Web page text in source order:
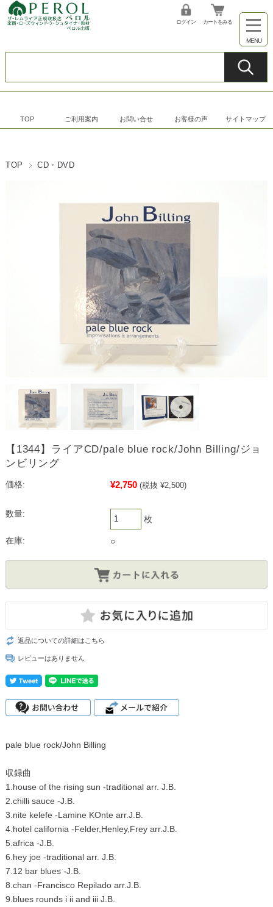
ログイン カートをみる
TOP ご利用案内 お問い合せ お客様の声 サイトマップ
TOP CD・DVD
【1344】ライアCD/pale blue rock/John Billing/ジョ
ンビリング
価格: ¥2,750 (税抜 ¥2,500)
数量:
枚
在庫: ○
返品についての詳細はこちら
レビューはありません
pale blue rock/John Billing
収録曲
1.house of the rising sun -traditional arr. J.B.
2.chilli sauce -J.B.
3.nite kelefe -Lamine KOnte arr.J.B.
4.hotel california -Felder,Henley,Frey arr.J.B.
5.africa -J.B.
6.hey joe -traditional arr. J.B.
7.12 bar blues -J.B.
8.chan -Francisco Repilado arr.J.B.
9.blues rounds i ii and iii J.B.